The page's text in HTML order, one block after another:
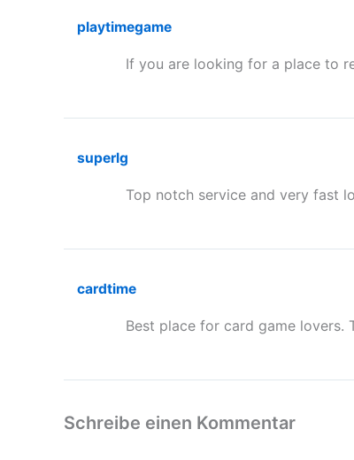
playtimegame
If you are looking for a place to
superlg
Top notch service and very fast
cardtime
Best place for card game lovers.
Schreibe einen Kommentar